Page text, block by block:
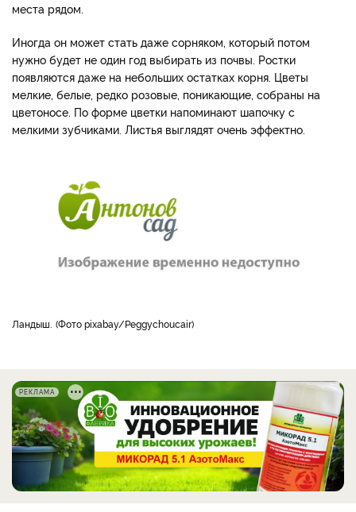
места рядом.
Иногда он может стать даже сорняком, который потом
нужно будет не один год выбирать из почвы. Ростки
появляются даже на небольших остатках корня. Цветы
мелкие, белые, редко розовые, поникающие, собраны на
цветоносе. По форме цветки напоминают шапочку с
мелкими зубчиками. Листья выглядят очень эффектно.
Ландыш. Фото pixabay/Peggychoucair
РЕКЛАМА